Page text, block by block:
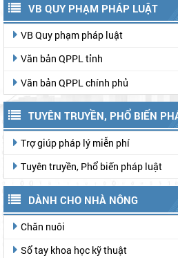
VB QUY PHẠM PHÁP LUẬT
VB Quy phạm pháp luật
Văn bản QPPL tỉnh
Văn bản QPPL chính phủ
TUYÊN TRUYỀN, PHỔ BIẾN
Trợ giúp pháp lý miễn phí
Tuyên truyền, Phổ biến pháp luật
DÀNH CHO NHÀ NÔNG
Chăn nuôi
Sổ tay khoa học kỹ thuật